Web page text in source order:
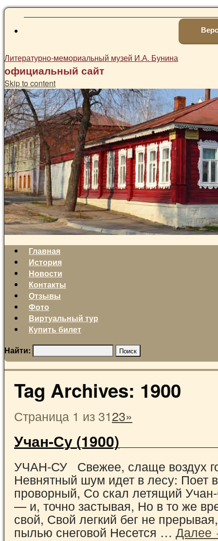
Литературно-мемориальный музей И.А. Бунина
официальный сайт
Skip to content
Главная
История
Новости
Контакты
Отзывы
Фото
Виртуальный тур
Купить билет
Найти:
Tag Archives: 1900
Страница 1 из 3123»
Учан-Су (1900)
УЧАН-СУ Свежее, слаще воздух
Невнятный шум идет в лесу: Поет
проворный, Со скал летящий
— и, точно застывая, Но в то же
свой, Свой легкий бег не
пылью снеговой Несется …